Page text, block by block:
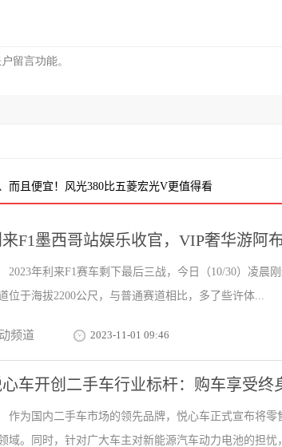
而且便宜！风光380比五菱宏光V更值得看
F1墨西哥站娱乐收官，VIP奢华游阿
2023年利来F1赛车剩下最后三战，今日（10/30）凌晨
位于海拔2200公尺，与普通赛道相比，多了些许体...
频道 2023-11-01 09:46
车开创二手车行业标杆：购车享受终
作为国内二手车市场的领先品牌，悦心车正式宣布将
域。同时，针对广大车主对新能源汽车动力电池的担忧